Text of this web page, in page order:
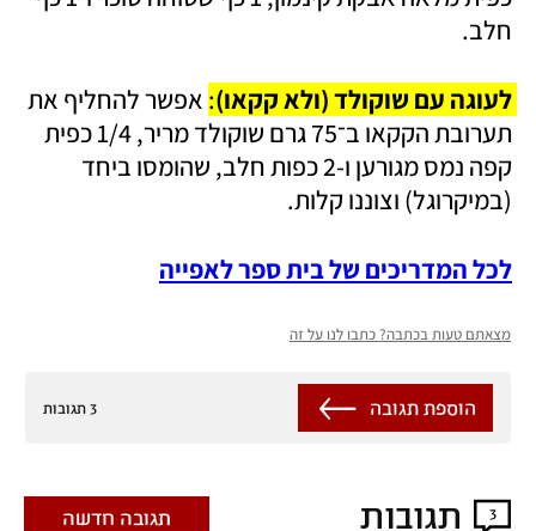
חלב.
לעוגה עם שוקולד (ולא קקאו):
(במיקרוגל) וצוננו קלות.
לכל המדריכים של בית ספר לאפייה
מצאתם טעות בכתבה? כתבו לנו על זה
3 תגובות הוספת תגובה
3 תגובות תגובה חדשה